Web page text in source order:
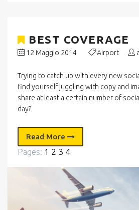
BEST COVERAGE
12 Maggio 2014 Airport
Trying to catch up with every new
find yourself juggling with copy and
share at least a certain number of
day?
Read More
Pages: 1 2 3 4